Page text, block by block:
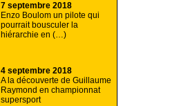
7 septembre 2018
Enzo Boulom un pilote qui
pourrait bousculer la
hiérarchie en (…)
4 septembre 2018
A la découverte de Guillaume
Raymond en championnat
supersport